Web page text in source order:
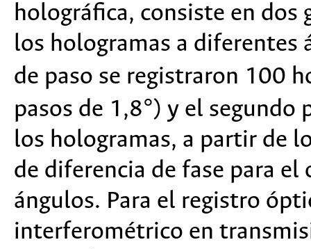
holográfica, consiste en dos
los hologramas a diferentes
de paso se registraron 100
pasos de 1,8°) y el
los hologramas, a partir de
de diferencia de fase para
ángulos. Para el registro
interferométrico en